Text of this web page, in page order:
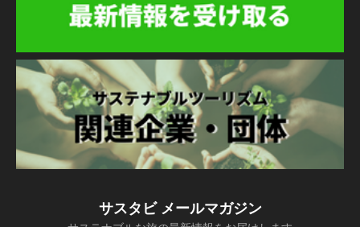
サスタビ メールマガジン